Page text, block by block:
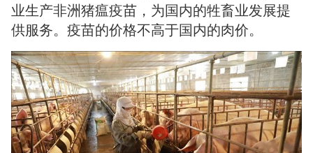
业生产非洲猪瘟疫苗，为国内的牲畜业发展提
供服务。疫苗的价格不高于国内的肉价。